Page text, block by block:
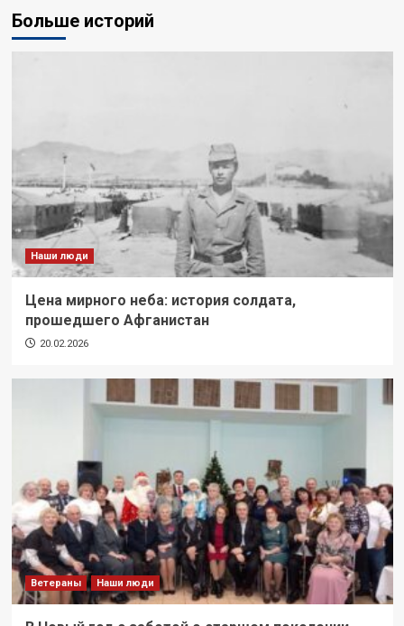
Больше историй
Наши люди
Цена мирного неба: история солдата,
прошедшего Афганистан
20.02.2026
Ветераны Наши люди